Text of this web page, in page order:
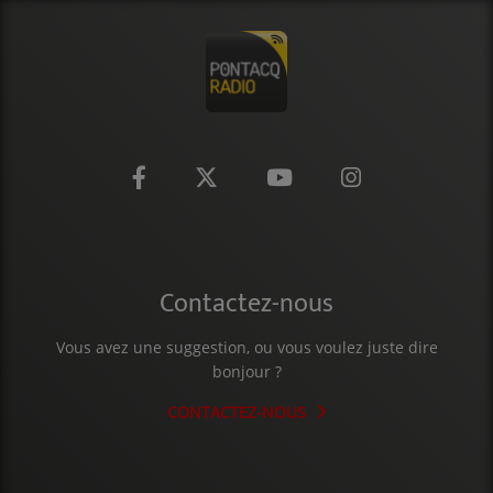
Contactez-nous
Vous avez une suggestion, ou vous voulez juste dire
bonjour ?
CONTACTEZ-NOUS